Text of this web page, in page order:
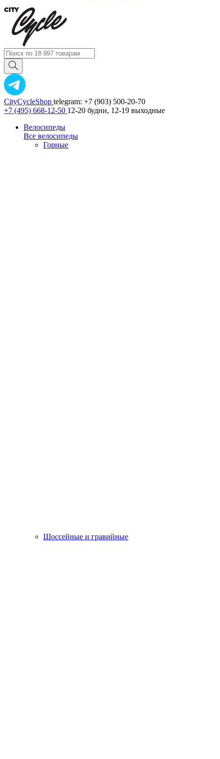
CityCycleShop telegram: +7 (903) 500-20-70
+7 (495) 668-12-50 12-20 будни, 12-19 выходные
Велосипеды
Все велосипеды
Горные
Шоссейные и гравийные